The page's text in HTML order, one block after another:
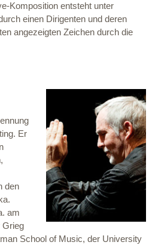
Komposition entsteht unter
einen Dirigenten und deren
angezeigten Zeichen durch die
Er
den
am
Grieg
School of Music, der University